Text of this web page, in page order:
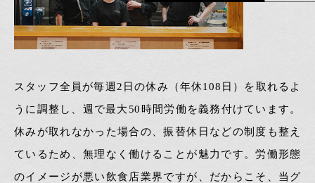
スタッフ全員が毎週2日の休み（年休108日）を取れるよ
うに調整し、週で最大50時間労働を義務付けています。
休みが取れなかった場合の、振替休日などの制度も整え
ているため、無理なく働けることが魅力です。労働形態
のイメージが悪い飲食店業界ですが、だからこそ、当グ